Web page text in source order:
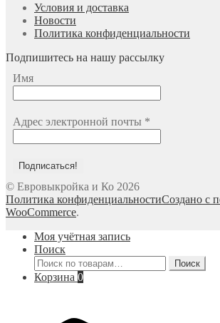
Условия и доставка
Новости
Политика конфиденциальности
Подпишитесь на нашу рассылку
Имя
Адрес электронной почты *
© Евровыкройка и Ко 2026
Политика конфиденциальностиСоздано с
WooCommerce.
Моя учётная запись
Поиск
Искать:
Поиск
Корзина 0